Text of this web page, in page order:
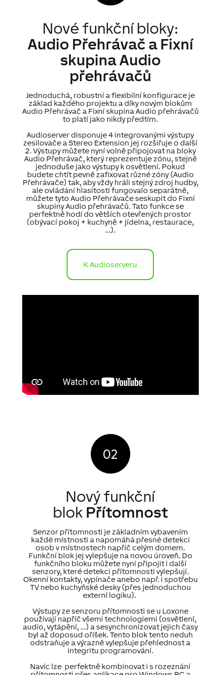
Nové funkční bloky:
Audio Přehrávač a Fixní
skupina Audio
přehrávačů
Jednoduchá, robustní a flexibilní konfigurace je
základ každého projektu a díky novým blokům
Audio Přehrávač a Fixní skupina Audio přehrávačů
to platí jako nikdy předtím.
Audioserver disponuje 4 integrovanými výstupy
zesilovače a Stereo Extension jej rozšiřuje o další
2. Výstupy můžete nyní volně připojovat na bloky
Audio Přehrávač, který reprezentuje zónu, stejně
jednoduše jako výstupy k osvětlení. Pokud
budete chtít pevně zafixovat různé zóny (Audio
Přehrávače) tak, aby vždy hráli stejný zdroj hudby,
ale ovládání hlasitosti fungovalo separátně,
můžete tyto Audio Přehrávače seskupit do Fixní
skupiny Audio přehrávačů. Tato funkce se
perfektně hodí do větších otevřených prostor
(obývací pokoj + kuchyně + jídelna, restaurace,
…).
K Audioserveru
Nový funkční
blok Přítomnost
Senzor přítomnosti je základním vybavením
každé místnosti a napomáhá přesné detekci
osob v místnostech napříč celým domem.
Funkční blok jej vylepšuje na novou úroveň. Do
funkčního bloku můžete nyní připojit i další
senzory, které detekci přítomnosti vylepšují.
Okenní kontakty, vypínače anebo např. i spotřebu
TV nebo kuchyňské desky (přes jednoduchou
externí logiku).
Výstupy ze senzoru přítomnosti se u Loxone
používají napříč všemi technologiemi (osvětlení,
audio, vytápění, …) a sesynchronizovat jejich časy
byl až doposud oříšek. Tento blok tento neduh
odstraňuje a výrazně vylepšuje přehlednost a
integritu programování.
Navíc lze perfektně kombinovat i s rozeznání